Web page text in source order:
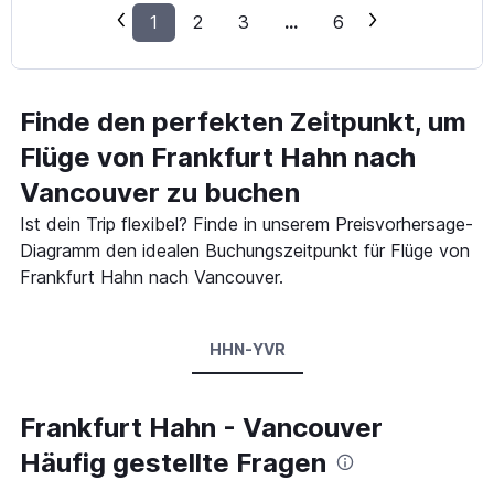
1 2 3 ... 6
Finde den perfekten Zeitpunkt, um
Flüge von Frankfurt Hahn nach
Vancouver zu buchen
Ist dein Trip flexibel? Finde in unserem Preisvorhersage-
Diagramm den idealen Buchungszeitpunkt für Flüge von
Frankfurt Hahn nach Vancouver.
HHN-YVR
Frankfurt Hahn - Vancouver
Häufig gestellte Fragen